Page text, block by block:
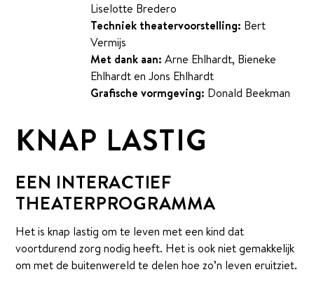
Liselotte Bredero
Techniek theatervoorstelling: Bert
Vermijs
Met dank aan: Arne Ehlhardt, Bieneke
Ehlhardt en Jons Ehlhardt
Grafische vormgeving: Donald Beekman
KNAP LASTIG
EEN INTERACTIEF
THEATERPROGRAMMA
Het is knap lastig om te leven met een kind dat
voortdurend zorg nodig heeft. Het is ook niet gemakkelijk
om met de buitenwereld te delen hoe zo’n leven eruitziet.